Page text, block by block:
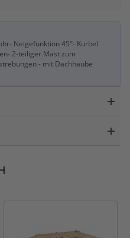
Neigefunktion 45°- Kurbel
2-teiliger Mast zum
- mit Dachhaube